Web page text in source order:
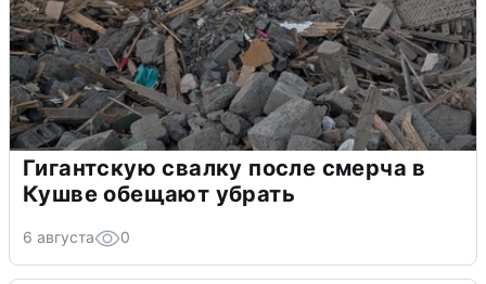
Гигантскую свалку после смерча в
Кушве обещают убрать
6 августа 0